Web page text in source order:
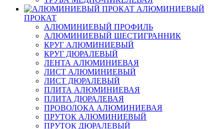
АЛЮМИНИЕВЫЙ
ПРОКАТ
АЛЮМИНИЕВЫЙ ПРОФИЛЬ
АЛЮМИНИЕВЫЙ ШЕСТИГРАННИК
КРУГ АЛЮМИНИЕВЫЙ
КРУГ ДЮРАЛЕВЫЙ
ЛЕНТА АЛЮМИНИЕВАЯ
ЛИСТ АЛЮМИНИЕВЫЙ
ЛИСТ ДЮРАЛЕВЫЙ
ПЛИТА АЛЮМИНИЕВАЯ
ПЛИТА ДЮРАЛЕВАЯ
ПРОВОЛОКА АЛЮМИНИЕВАЯ
ПРУТОК АЛЮМИНИЕВЫЙ
ПРУТОК ДЮРАЛЕВЫЙ